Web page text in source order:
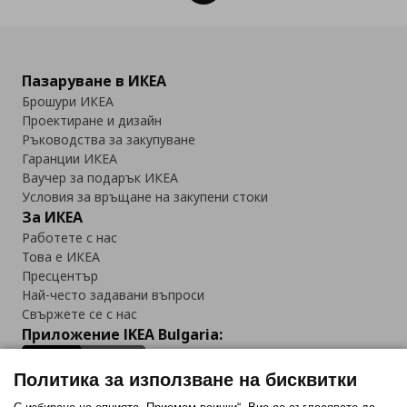
Пазаруване в ИКЕА
Брошури ИКЕА
Проектиране и дизайн
Ръководства за закупуване
Гаранции ИКЕА
Ваучер за подарък ИКЕА
Условия за връщане на закупени стоки
За ИКЕА
Работете с нас
Това е ИКЕА
Пресцентър
Най-често задавани въпроси
Свържете се с нас
Приложение IKEA Bulgaria:
Политика за използване на бисквитки